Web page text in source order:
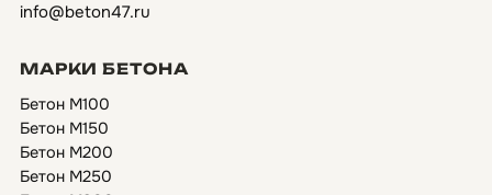
info@beton47.ru
МАРКИ БЕТОНА
Бетон М100
Бетон М150
Бетон М200
Бетон М250